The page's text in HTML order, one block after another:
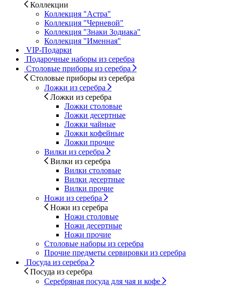
Коллекции
Коллекция "Астра"
Коллекция "Черневой"
Коллекция "Знаки Зодиака"
Коллекция "Именная"
VIP-Подарки
Подарочные наборы из серебра
Столовые приборы из серебра
Столовые приборы из серебра
Ложки из серебра
Ложки из серебра
Ложки столовые
Ложки десертные
Ложки чайные
Ложки кофейные
Ложки прочие
Вилки из серебра
Вилки из серебра
Вилки столовые
Вилки десертные
Вилки прочие
Ножи из серебра
Ножи из серебра
Ножи столовые
Ножи десертные
Ножи прочие
Столовые наборы из серебра
Прочие предметы сервировки из серебра
Посуда из серебра
Посуда из серебра
Серебряная посуда для чая и кофе